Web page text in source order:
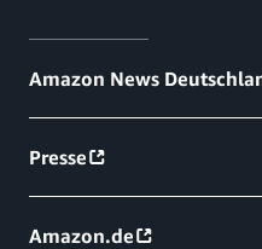
Amazon News
Presse
Amazon.de